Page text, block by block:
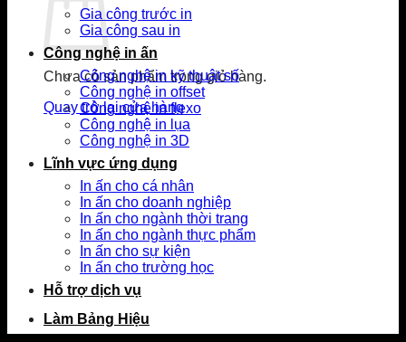
Chưa có sản phẩm trong giỏ hàng.
Quay trở lại cửa hàng
Gia công trước in
Gia công sau in
Công nghệ in ấn
Công nghệ in kỹ thuật số
Công nghệ in offset
Công nghệ in flexo
Công nghệ in lụa
Công nghệ in 3D
Lĩnh vực ứng dụng
In ấn cho cá nhân
In ấn cho doanh nghiệp
In ấn cho ngành thời trang
In ấn cho ngành thực phẩm
In ấn cho sự kiện
In ấn cho trường học
Hỗ trợ dịch vụ
Làm Bảng Hiệu